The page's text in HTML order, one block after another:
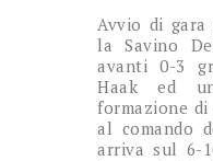
Avvio di
la Savino
avanti 0-3
Haak ed
formazione di
al comando
arriva sul 6-